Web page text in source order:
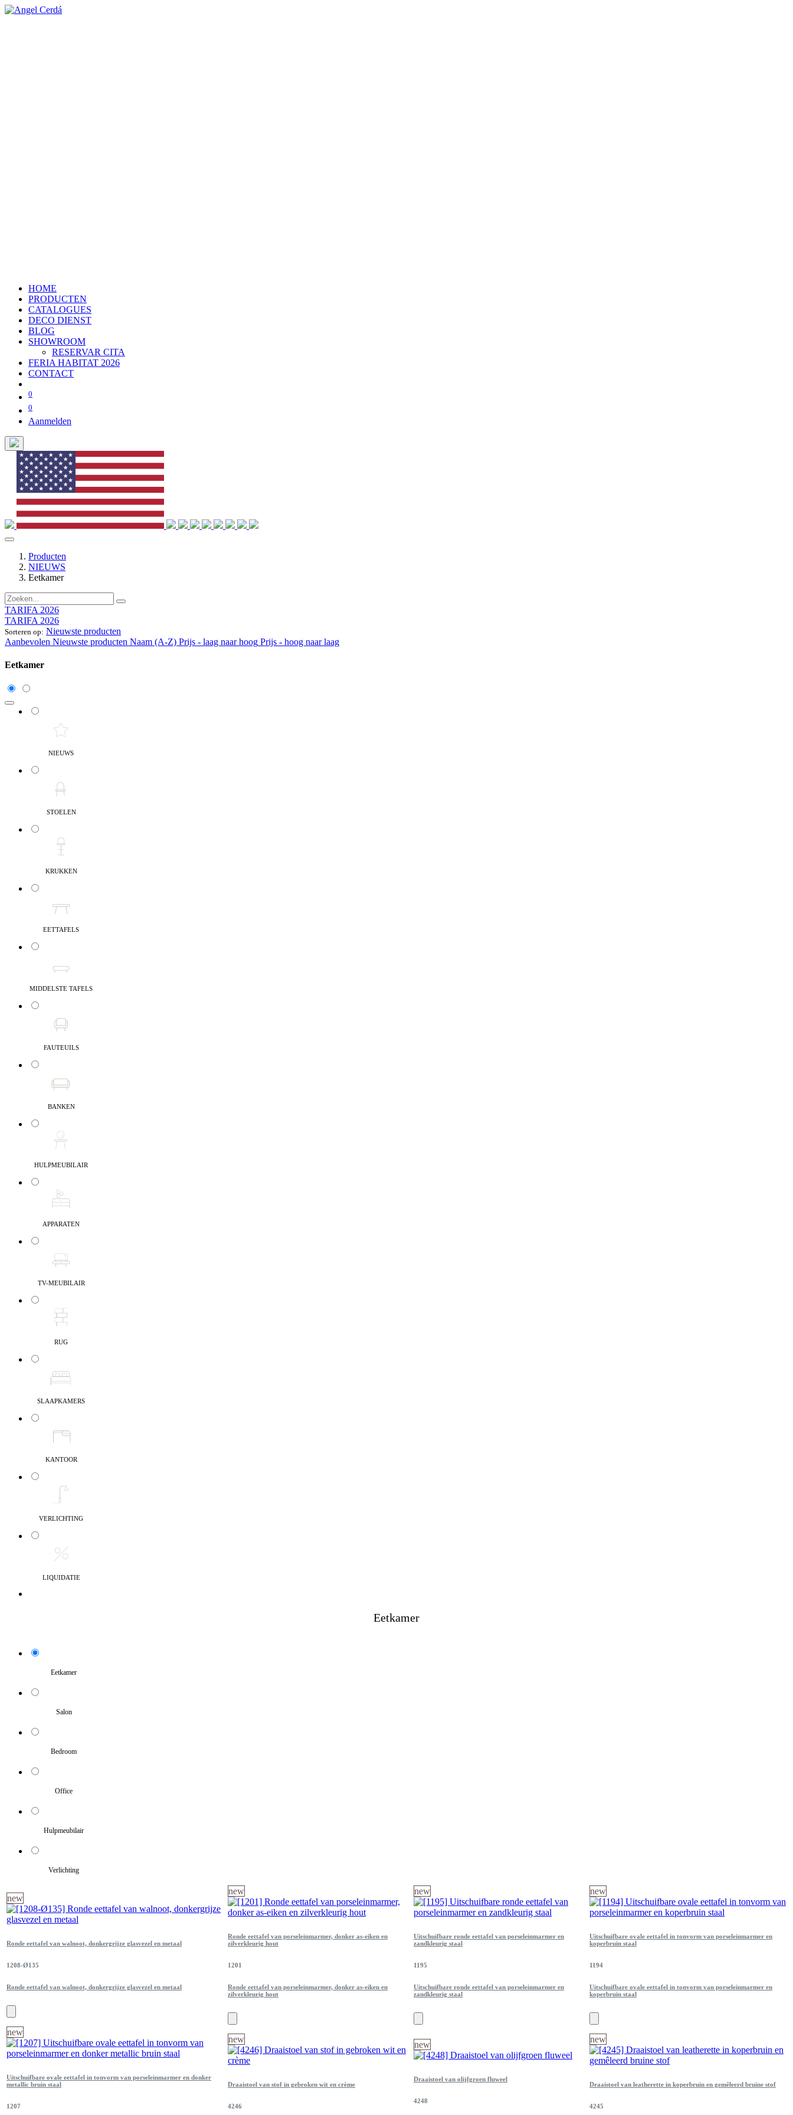
HOME
PRODUCTEN
CATALOGUES
DECO DIENST
BLOG
SHOWROOM
RESERVAR CITA
FERIA HABITAT 2026
CONTACT
0
0
Aanmelden
Producten
NIEUWS
Eetkamer
TARIFA 2026
TARIFA 2026
Sorteren op: Nieuwste producten
Aanbevolen Nieuwste producten Naam (A-Z) Prijs - laag naar hoog Prijs - hoog naar laag
Eetkamer
NIEUWS
STOELEN
KRUKKEN
EETTAFELS
MIDDELSTE TAFELS
FAUTEUILS
BANKEN
HULPMEUBILAIR
APPARATEN
TV-MEUBILAIR
RUG
SLAAPKAMERS
KANTOOR
VERLICHTING
LIQUIDATIE
Eetkamer
Eetkamer
Salon
Bedroom
Office
Hulpmeubilair
Verlichting
new
Ronde eettafel van walnoot, donkergrijze glasvezel en metaal
1208-Ø135
Ronde eettafel van walnoot, donkergrijze glasvezel en metaal
new
Ronde eettafel van porseleinmarmer, donker as-eiken en
zilverkleurig hout
1201
Ronde eettafel van porseleinmarmer, donker as-eiken en
zilverkleurig hout
new
Uitschuifbare ronde eettafel van porseleinmarmer en
zandkleurig staal
1195
Uitschuifbare ronde eettafel van porseleinmarmer en
zandkleurig staal
new
Uitschuifbare ovale eettafel in tonvorm van porseleinmarmer en
koperbruin staal
1194
Uitschuifbare ovale eettafel in tonvorm van porseleinmarmer en
koperbruin staal
new
Uitschuifbare ovale eettafel in tonvorm van porseleinmarmer en donker
metallic bruin staal
1207
new
Draaistoel van stof in gebroken wit en crème
4246
new
Draaistoel van olijfgroen fluweel
4248
new
Draaistoel van leatherette in koperbruin en gemêleerd bruine stof
4245